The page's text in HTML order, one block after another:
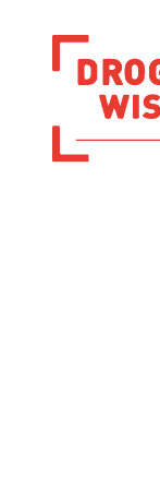
Zur Startseite